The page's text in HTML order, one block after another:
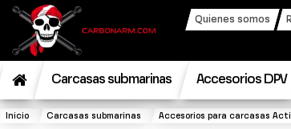
Quienes somos
Carcasas submarinas Accesorios DPV
Inicio Carcasas submarinas Accesorios para carcasas